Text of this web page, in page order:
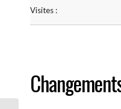
Visites :